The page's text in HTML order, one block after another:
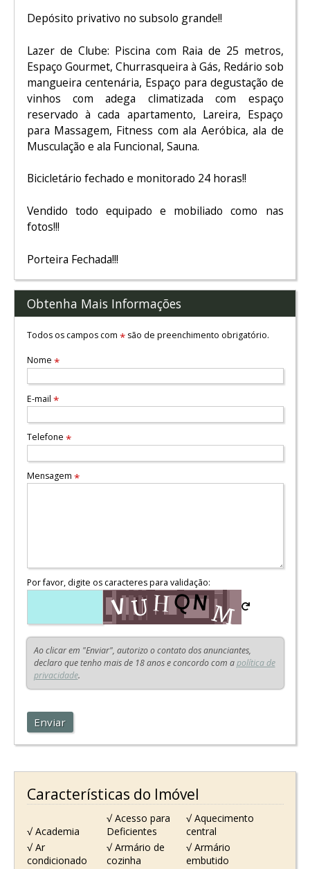
Depósito privativo no subsolo grande!!
Lazer de Clube: Piscina com Raia de 25 metros,
Espaço Gourmet, Churrasqueira à Gás, Redário sob
mangueira centenária, Espaço para degustação de
vinhos com adega climatizada com espaço
reservado à cada apartamento, Lareira, Espaço
para Massagem, Fitness com ala Aeróbica, ala de
Musculação e ala Funcional, Sauna.
Bicicletário fechado e monitorado 24 horas!!
Vendido todo equipado e mobiliado como nas
fotos!!!
Porteira Fechada!!!
Obtenha Mais Informações
Todos os campos com *são de preenchimento obrigatório.
Nome *
E-mail *
Telefone *
Mensagem *
Por favor, digite os caracteres para validação:
Ao clicar em "Enviar", autorizo o contato dos anunciantes,
declaro que tenho mais de 18 anos e concordo com apolítica de
privacidade.
Enviar
Características do Imóvel
√ Academia
√ Acesso para
Deficientes
√ Aquecimento
central
√ Ar
condicionado
√ Armário de
cozinha
√ Armário
embutido